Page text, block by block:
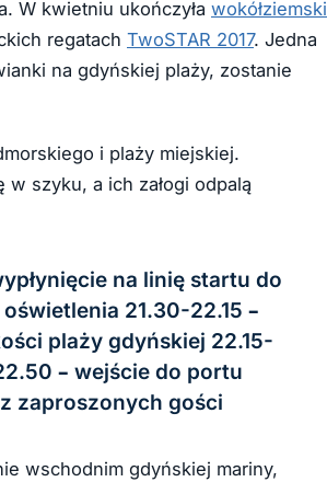
W kwietniu ukończyła wokółziemski
regatach TwoSTAR 2017. Jedna
na gdyńskiej plaży, zostanie
i plaży miejskiej.
szyku, a ich załogi odpalą
na linię startu do
21.30-22.15 –
plaży gdyńskiej 22.15-
– wejście do portu
zaproszonych gości
wschodnim gdyńskiej mariny,